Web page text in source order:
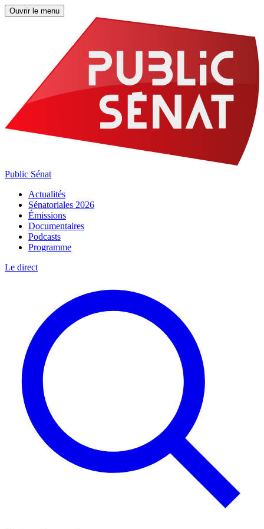
Ouvrir le menu
Public Sénat
Actualités
Sénatoriales 2026
Émissions
Documentaires
Podcasts
Programme
Le direct